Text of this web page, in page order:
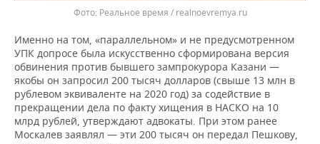
Реальное время / realnoevremya.ru
Именно на том, «параллельном» и не предусмотренном
УПК допросе была искусственно сформирована версия
обвинения против бывшего зампрокурора Казани —
якобы он запросил 200 тысяч долларов (свыше 13 млн в
рублевом эквиваленте на 2020 год) за содействие в
прекращении дела по факту хищения в НАСКО на 10
млрд рублей, утверждают адвокаты. При этом ранее
Москалев заявлял — эти 200 тысяч он передал Пешкову,